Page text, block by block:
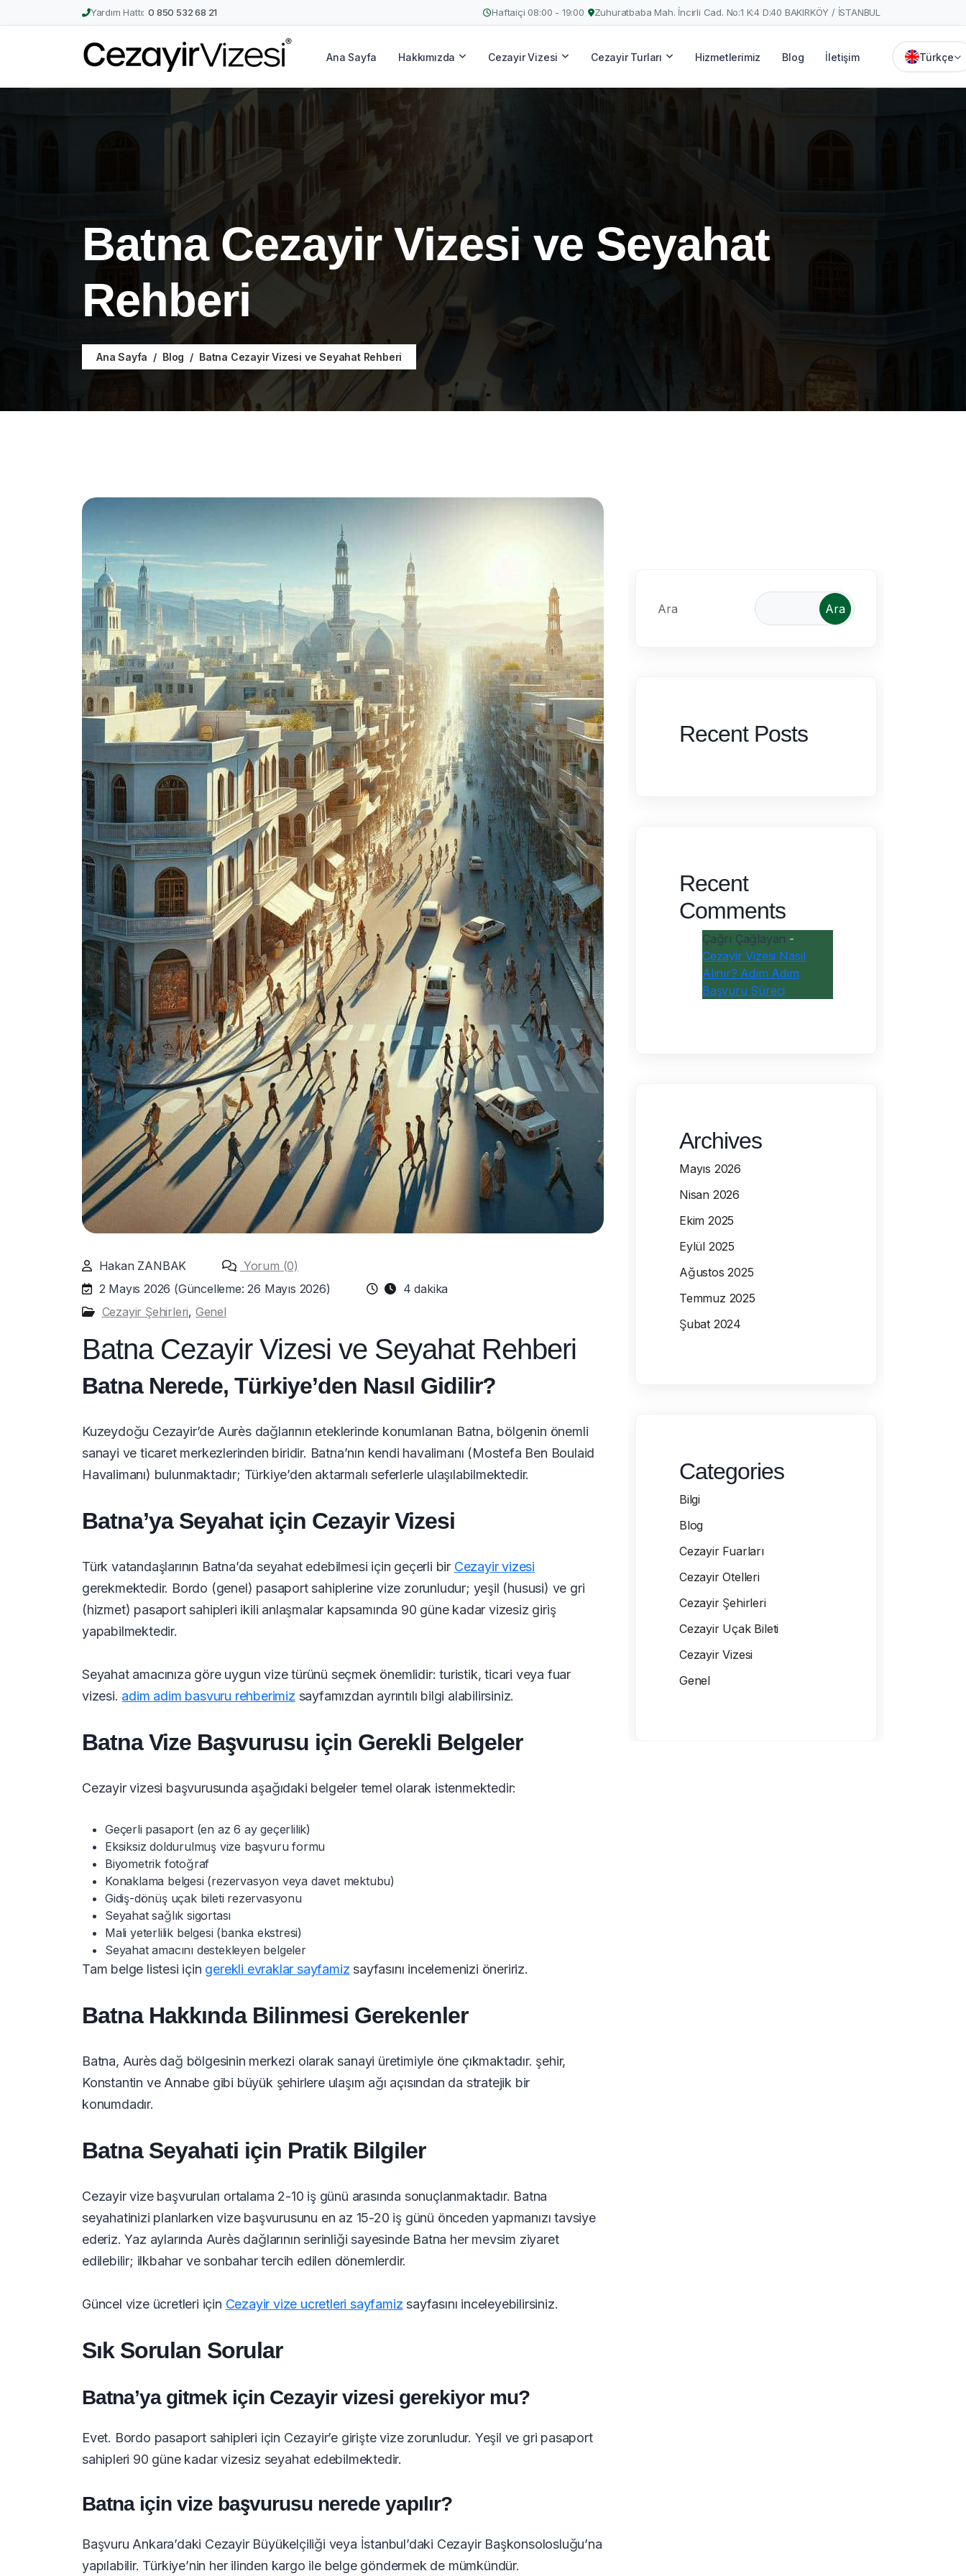
Yardım Hattı: 0 850 532 68 21 Haftaiçi 08:00 - 19:00 Zuhuratbaba Mah. İncirli Cad. No:1 K:4 D:40 BAKIRKÖY / İSTANBUL
Ana Sayfa Hakkımızda Cezayir Vizesi Cezayir Turları Hizmetlerimiz Blog İletişim Türkçe
Batna Cezayir Vizesi ve Seyahat
Rehberi
Ana Sayfa Blog Batna Cezayir Vizesi ve Seyahat Rehberi
Hakan ZANBAK
Yorum (0)
2 Mayıs 2026 (Güncelleme: 26 Mayıs 2026)
4 dakika
Cezayir Şehirleri, Genel
Batna Cezayir Vizesi ve Seyahat Rehberi
Batna Nerede, Türkiye’den Nasıl Gidilir?
Kuzeydоğu Cezayir’de Aurès dağlarının eteklerinde konumlanan Batna, bölgenin önemli
sanayi ve ticaret merkezlerinden biridir. Batna’nın kendi havalimanı (Mostefa Ben Boulaid
Havalimanı) bulunmaktadır; Türkiye’den aktarmalı seferlerle ulaşılabilmektedir.
Batna’ya Seyahat için Cezayir Vizesi
Türk vatandaşlarının Batna’da seyahat edebilmesi için geçerli bir Cezayir vizesi
gerekmektedir. Bordo (genel) pasaport sahiplerine vize zorunludur; yeşil (hususi) ve gri
(hizmet) pasaport sahipleri ikili anlaşmalar kapsamında 90 güne kadar vizesiz giriş
yapabilmektedir.
Seyahat amacınıza göre uygun vize türünü seçmek önemlidir: turistik, ticari veya fuar
vizesi. adim adim basvuru rehberimiz sayfamızdan ayrıntılı bilgi alabilirsiniz.
Batna Vize Başvurusu için Gerekli Belgeler
Cezayir vizesi başvurusunda aşağıdaki belgeler temel olarak istenmektedir:
Geçerli pasaport (en az 6 ay geçerlilik)
Eksiksiz doldurulmuş vize başvuru formu
Biyometrik fotoğraf
Konaklama belgesi (rezervasyon veya davet mektubu)
Gidiş-dönüş uçak bileti rezervasyonu
Seyahat sağlık sigortası
Mali yeterlilik belgesi (banka ekstresi)
Seyahat amacını destekleyen belgeler
Tam belge listesi için gerekli evraklar sayfamiz sayfasını incelemenizi öneririz.
Batna Hakkında Bilinmesi Gerekenler
Batna, Aurès dağ bölgesinin merkezi olarak sanayi üretimiyle öne çıkmaktadır. şehir,
Konstantin ve Annabe gibi büyük şehirlere ulaşım ağı açısından da stratejik bir
konumdadır.
Batna Seyahati için Pratik Bilgiler
Cezayir vize başvuruları ortalama 2-10 iş günü arasında sonuçlanmaktadır. Batna
seyahatinizi planlarken vize başvurusunu en az 15-20 iş günü önceden yapmanızı tavsiye
ederiz. Yaz aylarında Aurès dağlarının serinliği sayesinde Batna her mevsim ziyaret
edilebilir; ilkbahar ve sonbahar tercih edilen dönemlerdir.
Güncel vize ücretleri için Cezayir vize ucretleri sayfamiz sayfasını inceleyebilirsiniz.
Sık Sorulan Sorular
Batna’ya gitmek için Cezayir vizesi gerekiyor mu?
Evet. Bordo pasaport sahipleri için Cezayir’e girişte vize zorunludur. Yeşil ve gri pasaport
sahipleri 90 güne kadar vizesiz seyahat edebilmektedir.
Batna için vize başvurusu nerede yapılır?
Başvuru Ankara’daki Cezayir Büyükelçiliği veya İstanbul’daki Cezayir Başkonsolosluğu’na
yapılabilir. Türkiye’nin her ilinden kargo ile belge göndermek de mümkündür.
Ara Ara
Recent Posts
Recent
Comments
Çağrı Çağlayan -
Cezayir Vizesi Nasıl
Alınır? Adım Adım
Başvuru Süreci
Archives
Mayıs 2026
Nisan 2026
Ekim 2025
Eylül 2025
Ağustos 2025
Temmuz 2025
Şubat 2024
Categories
Bilgi
Blog
Cezayir Fuarları
Cezayir Otelleri
Cezayir Şehirleri
Cezayir Uçak Bileti
Cezayir Vizesi
Genel